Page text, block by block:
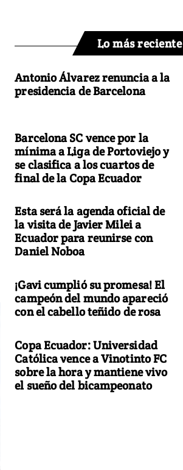
Lo más reciente
Antonio Álvarez renuncia a la
presidencia de Barcelona
Barcelona SC vence por la
mínima a Liga de Portoviejo y
se clasifica a los cuartos de
final de la Copa Ecuador
Esta será la agenda oficial de
la visita de Javier Milei a
Ecuador para reunirse con
Daniel Noboa
¡Gavi cumplió su promesa! El
campeón del mundo apareció
con el cabello teñido de rosa
Copa Ecuador: Universidad
Católica vence a Vinotinto FC
sobre la hora y mantiene vivo
el sueño del bicampeonato